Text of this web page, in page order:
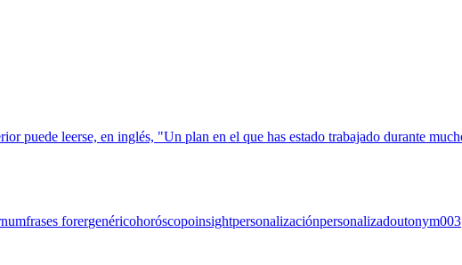
frases forergenéricohoróscopoinsightpersonalizaciónpersonalizadoutonym003